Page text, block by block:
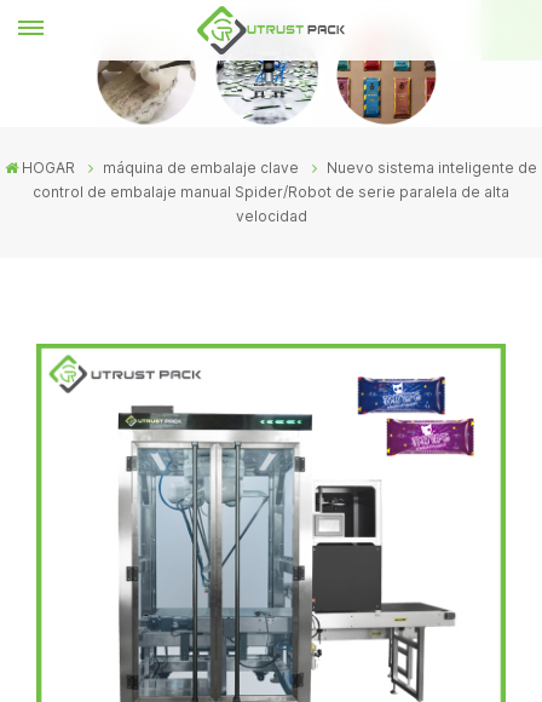
HOGAR máquina de embalaje clave
Nuevo sistema inteligente de
control de embalaje manual Spider/Robot de serie paralela de alta
velocidad